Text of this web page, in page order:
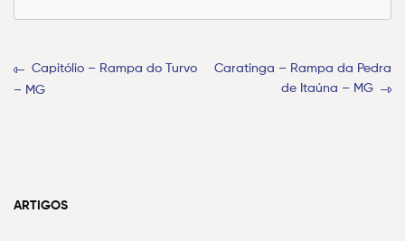
Capitólio – Rampa do Turvo
– MG
Caratinga – Rampa da Pedra
de Itaúna – MG
ARTIGOS